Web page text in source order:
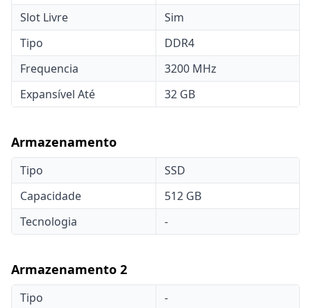
Slot Livre
Sim
Tipo
DDR4
Frequencia
3200 MHz
Expansível Até
32 GB
Armazenamento
Tipo
SSD
Capacidade
512 GB
Tecnologia
-
Armazenamento 2
Tipo
-